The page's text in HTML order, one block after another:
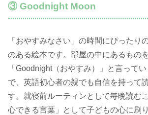
③ Goodnight Moon
「おやすみなさい」の時間にぴったり
のある絵本です。部屋の中にあるもの
「Goodnight（おやすみ）」と言って
で、英語初心者の親でも自信を持って
す。就寝前ルーティンとして毎晩読む
心できる言葉」として子どもの心に刷